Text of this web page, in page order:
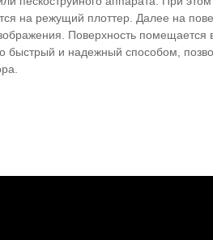
на режущий плоттер. Далее на
Поверхность помещается
быстрый и надежный способом,